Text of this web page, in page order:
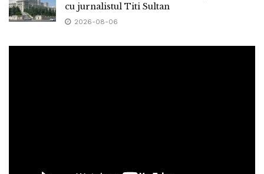
cu jurnalistul Titi Sultan
2026-08-06